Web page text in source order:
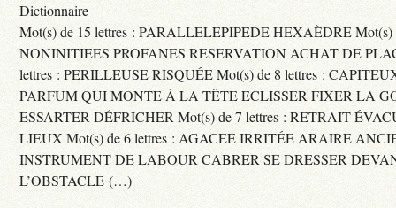
Dictionnaire
Mot(s) de 15 lettres : PARALLELEPIPEDE HEXAÈDRE Mot(s)
NONINITIEES PROFANES RESERVATION ACHAT DE
lettres : PERILLEUSE RISQUÉE Mot(s) de 8 lettres :
PARFUM QUI MONTE À LA TÊTE ECLISSER FIXER LA
ESSARTER DÉFRICHER Mot(s) de 7 lettres : RETRAIT
LIEUX Mot(s) de 6 lettres : AGACEE IRRITÉE ARAIRE
INSTRUMENT DE LABOUR CABRER SE DRESSER
L’OBSTACLE (…)